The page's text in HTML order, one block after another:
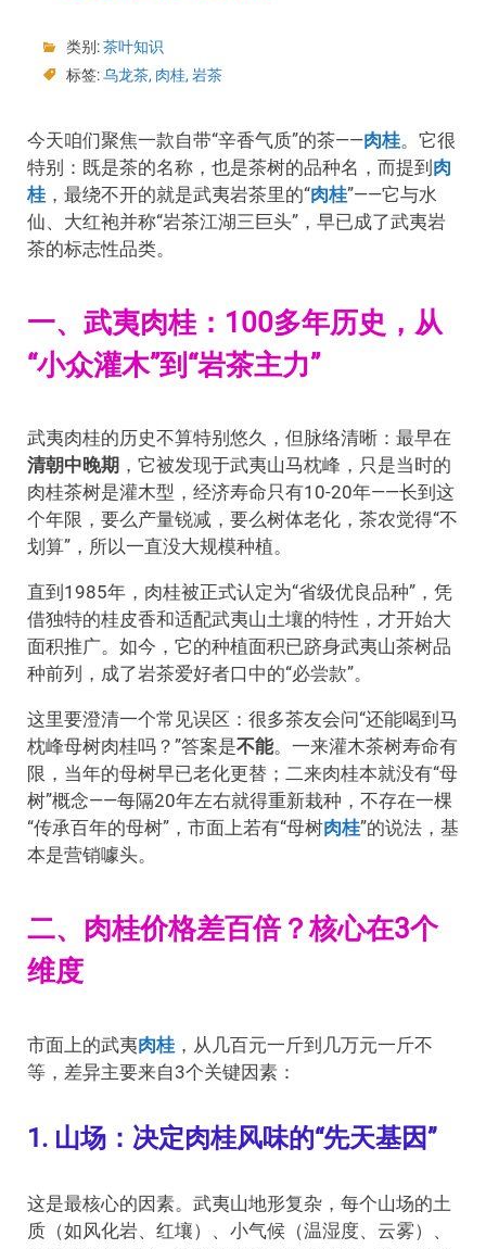
类别:茶叶知识
标签:乌龙茶, 肉桂, 岩茶
今天咱们聚焦一款自带“辛香气质”的茶——肉桂。它很
特别：既是茶的名称，也是茶树的品种名，而提到肉
桂 ，最绕不开的就是武夷岩茶里的“肉桂”——它与水
仙、大红袍并称“岩茶江湖三巨头”，早已成了武夷岩
茶的标志性品类。
一、武夷肉桂：100多年历史，从
“小众灌木”到“岩茶主力”
武夷肉桂的历史不算特别悠久，但脉络清晰：最早在
清朝中晚期 ，它被发现于武夷山马枕峰，只是当时的
肉桂茶树是灌木型，经济寿命只有10-20年——长到这
个年限，要么产量锐减，要么树体老化，茶农觉得“不
划算”，所以一直没大规模种植。
直到1985年，肉桂被正式认定为“省级优良品种”，凭
借独特的桂皮香和适配武夷山土壤的特性，才开始大
面积推广。如今，它的种植面积已跻身武夷山茶树品
种前列，成了岩茶爱好者口中的“必尝款”。
这里要澄清一个常见误区：很多茶友会问“还能喝到马
枕峰母树肉桂吗？”答案是不能。一来灌木茶树寿命有
限，当年的母树早已老化更替；二来肉桂本就没有“母
树”概念——每隔20年左右就得重新栽种，不存在一棵
“传承百年的母树”，市面上若有“母树肉桂”的说法，基
本是营销噱头。
二、肉桂价格差百倍？核心在3个
维度
市面上的武夷肉桂 ，从几百元一斤到几万元一斤不
等，差异主要来自3个关键因素：
1. 山场：决定肉桂风味的“先天基因”
这是最核心的因素。武夷山地形复杂，每个山场的土
质（如风化岩、红壤）、小气候（温湿度、云雾）、